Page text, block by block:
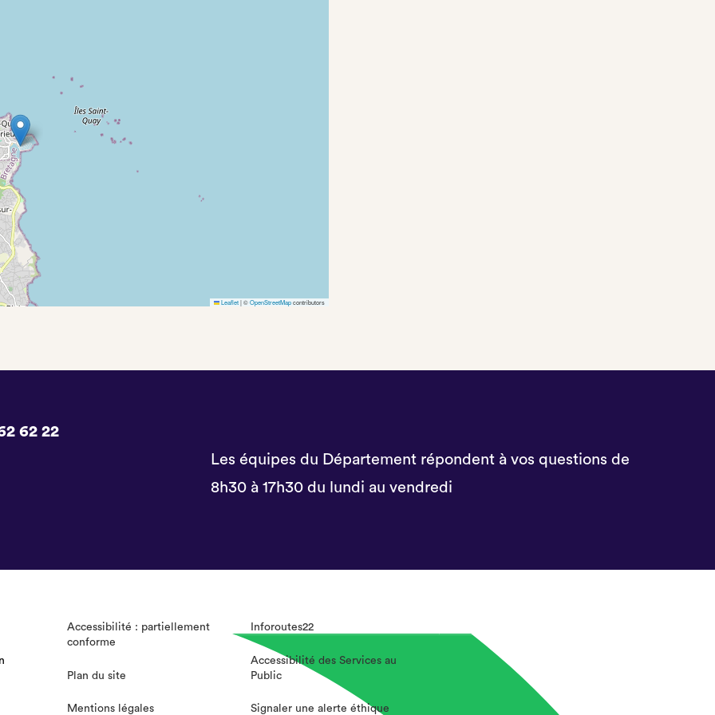
Leaflet |©OpenStreetMapcontributors
62 22
Les équipes du Département répondent à vos questions de
8h30 à 17h30 du lundi au vendredi
Accessibilité : partiellement
conforme
Plan du site
Mentions légales
Inforoutes22
Accessibilité des Services au
Public
Signaler une alerte éthique